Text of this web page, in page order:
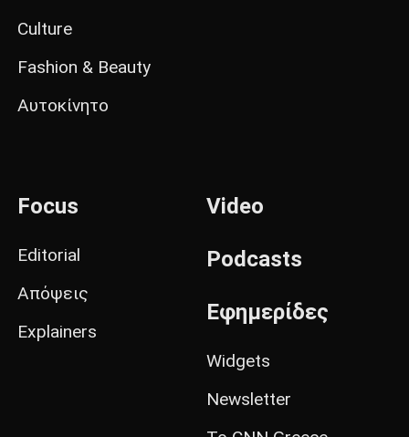
Culture
Fashion & Beauty
Αυτοκίνητο
Focus
Editorial
Απόψεις
Explainers
Video
Podcasts
Εφημερίδες
Widgets
Newsletter